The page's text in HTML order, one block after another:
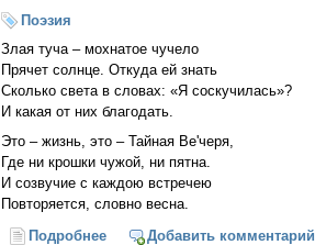
Поэзия
Злая туча – мохнатое чучело
Прячет солнце. Откуда ей знать
Сколько света в словах: «Я соскучилась»?
И какая от них благодать.
Это – жизнь, это – Тайная Ве'черя,
Где ни крошки чужой, ни пятна.
И созвучие с каждою встречею
Повторяется, словно весна.
Подробнеео ЗрелостьДобавить комментарий